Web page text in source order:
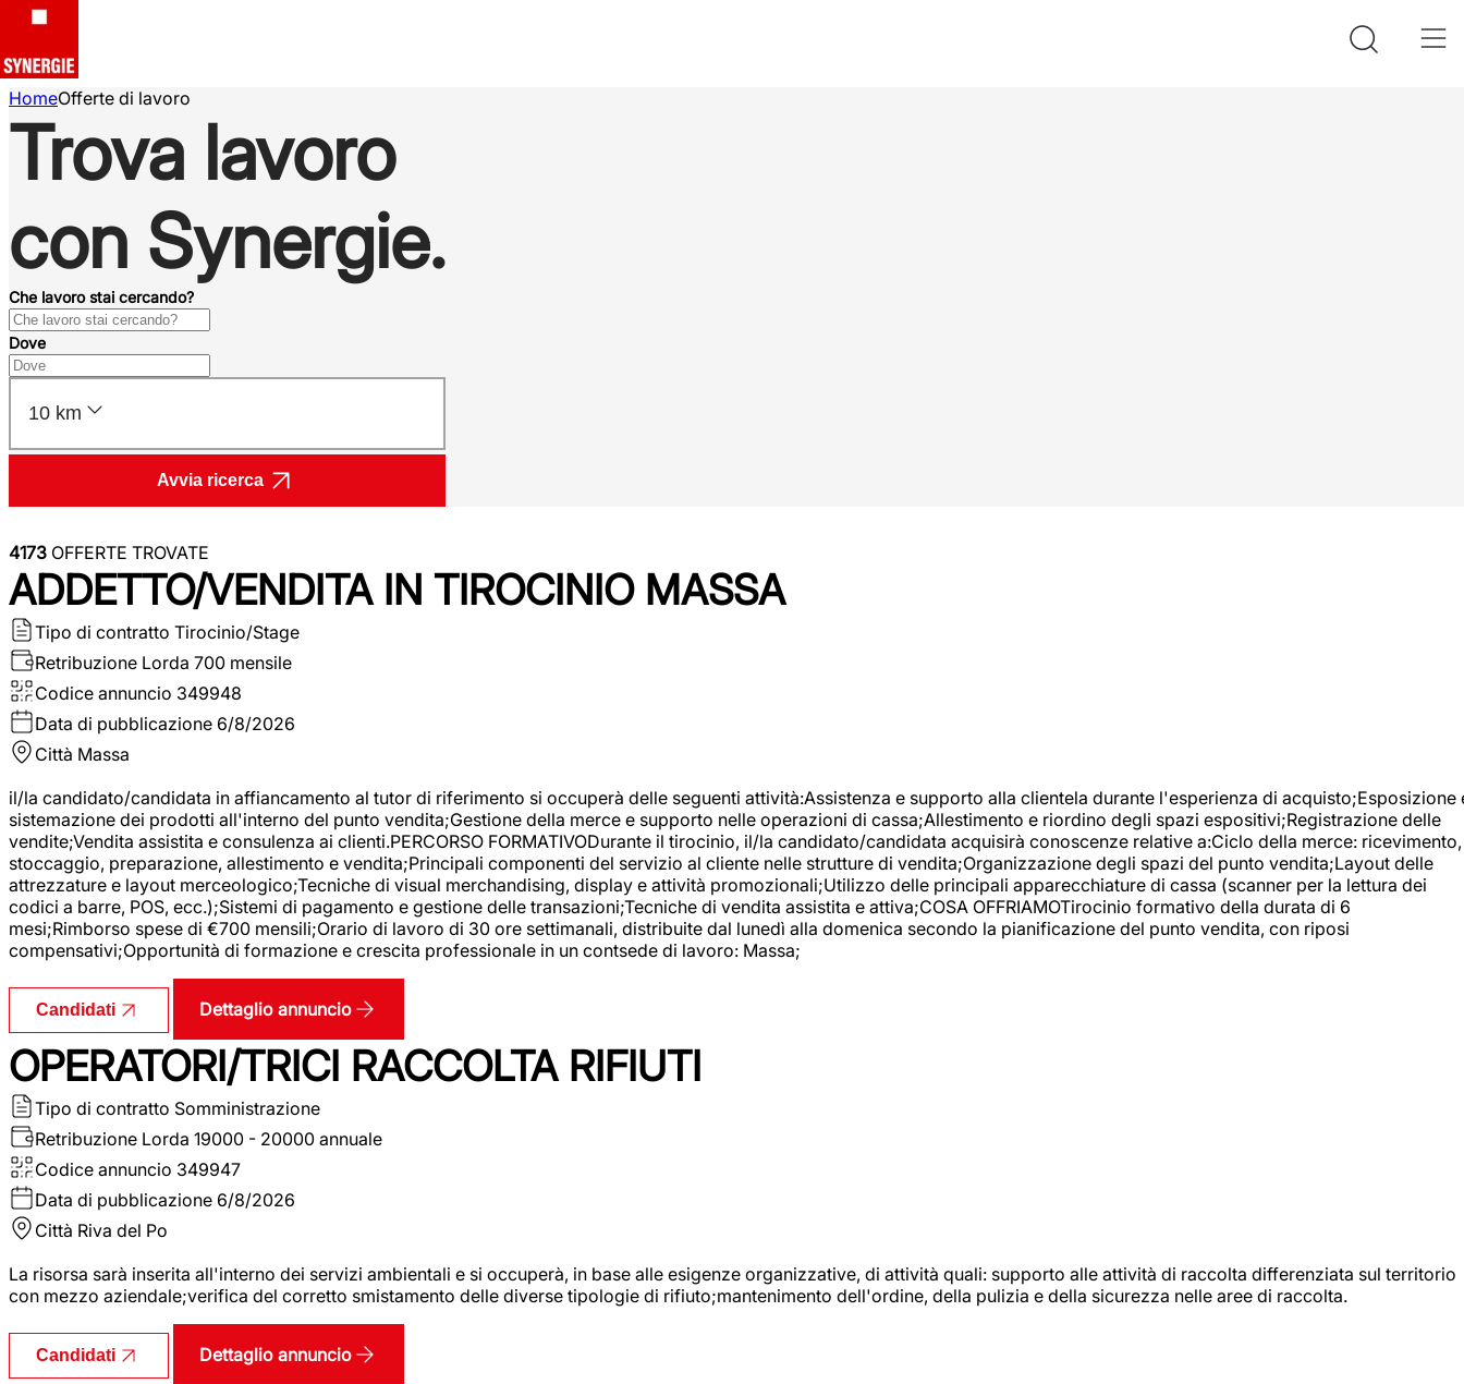
HomeOfferte di lavoro
Trova lavoro
con Synergie.
Che lavoro stai cercando?
Dove
10 km
Avvia ricerca
4173 OFFERTE TROVATE
ADDETTO/VENDITA IN TIROCINIO MASSA
Tipo di contratto Tirocinio/Stage
Retribuzione Lorda 700 mensile
Codice annuncio 349948
Data di pubblicazione 6/8/2026
Città Massa
il/la candidato/candidata in affiancamento al tutor di riferimento si occuperà delle seguenti attività:Assistenza e supporto alla clientela durante l'esperienza di acquisto;Esposizione
sistemazione dei prodotti all'interno del punto vendita;Gestione della merce e supporto nelle operazioni di cassa;Allestimento e riordino degli spazi espositivi;Registrazione delle
vendite;Vendita assistita e consulenza ai clienti.PERCORSO FORMATIVODurante il tirocinio, il/la candidato/candidata acquisirà conoscenze relative a:Ciclo della merce: ricevimento,
stoccaggio, preparazione, allestimento e vendita;Principali componenti del servizio al cliente nelle strutture di vendita;Organizzazione degli spazi del punto vendita;Layout delle
attrezzature e layout merceologico;Tecniche di visual merchandising, display e attività promozionali;Utilizzo delle principali apparecchiature di cassa (scanner per la lettura dei
codici a barre, POS, ecc.);Sistemi di pagamento e gestione delle transazioni;Tecniche di vendita assistita e attiva;COSA OFFRIAMOTirocinio formativo della durata di 6
mesi;Rimborso spese di €700 mensili;Orario di lavoro di 30 ore settimanali, distribuite dal lunedì alla domenica secondo la pianificazione del punto vendita, con riposi
compensativi;Opportunità di formazione e crescita professionale in un contsede di lavoro: Massa;
Candidati Dettaglio annuncio
OPERATORI/TRICI RACCOLTA RIFIUTI
Tipo di contratto Somministrazione
Retribuzione Lorda 19000 - 20000 annuale
Codice annuncio 349947
Data di pubblicazione 6/8/2026
Città Riva del Po
La risorsa sarà inserita all'interno dei servizi ambientali e si occuperà, in base alle esigenze organizzative, di attività quali: supporto alle attività di raccolta differenziata sul territorio
con mezzo aziendale;verifica del corretto smistamento delle diverse tipologie di rifiuto;mantenimento dell'ordine, della pulizia e della sicurezza nelle aree di raccolta.
Candidati Dettaglio annuncio